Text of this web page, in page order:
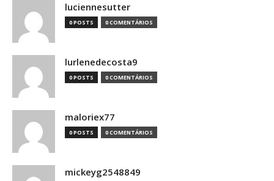
luciennesutter
0 POSTS 0 COMENTÁRIOS
lurlenedecosta9
0 POSTS 0 COMENTÁRIOS
maloriex77
0 POSTS 0 COMENTÁRIOS
mickeyg2548849